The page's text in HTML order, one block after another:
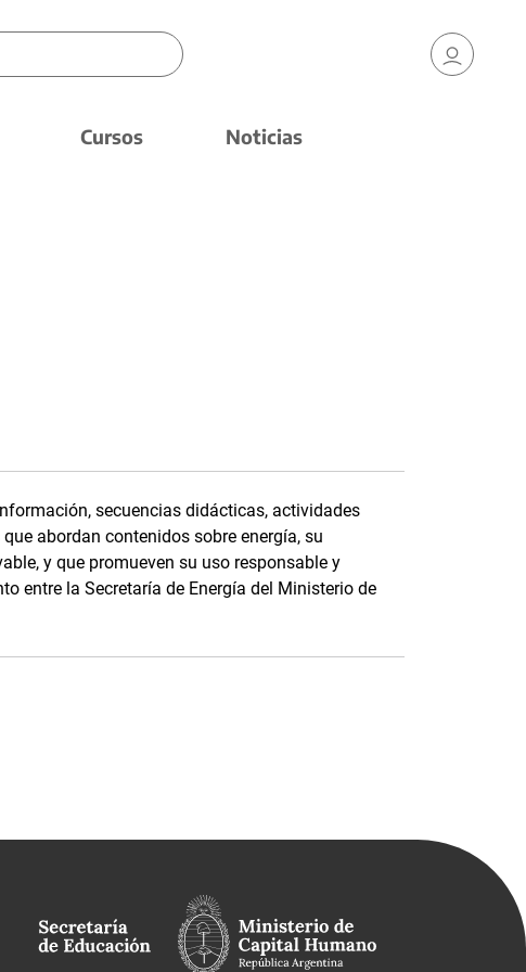
Cursos Noticias
secuencias didácticas, actividades
abordan contenidos sobre energía, su
y que promueven su uso responsable y
entre la Secretaría de Energía del Ministerio de